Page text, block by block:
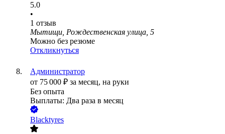
5.0
•
1 отзыв
Мытищи, Рождественская улица, 5
Можно без резюме
Откликнуться
Администратор
от 75 000 ₽ за месяц, на руки
Без опыта
Выплаты: Два раза в месяц
Blacktyres